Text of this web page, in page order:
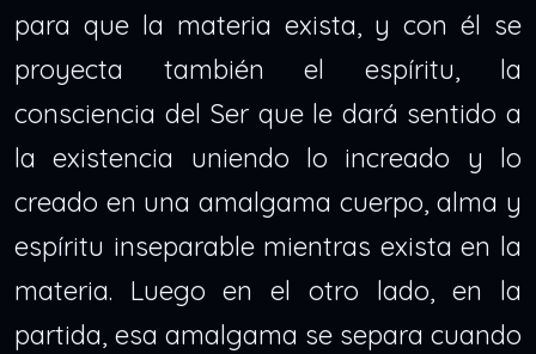
para que la materia exista, y con él se
proyecta también el espíritu, la
consciencia del Ser que le dará sentido a
la existencia uniendo lo increado y lo
creado en una amalgama cuerpo, alma y
espíritu inseparable mientras exista en la
materia. Luego en el otro lado, en la
partida, esa amalgama se separa cuando